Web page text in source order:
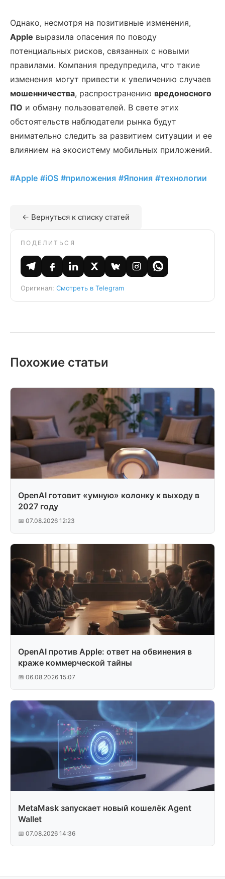
Однако, несмотря на позитивные изменения,
Apple выразила опасения по поводу
потенциальных рисков, связанных с новыми
правилами. Компания предупредила, что такие
изменения могут привести к увеличению случаев
мошенничества, распространению вредоносного
ПО и обману пользователей. В свете этих
обстоятельств наблюдатели рынка будут
внимательно следить за развитием ситуации и ее
влиянием на экосистему мобильных приложений.
#Apple #iOS #приложения #Япония #технологии
← Вернуться к списку статей
ПОДЕЛИТЬСЯ
Оригинал: Смотреть в Telegram
Похожие статьи
OpenAI готовит «умную» колонку к выходу в
2027 году
📅 07.08.2026 12:23
OpenAI против Apple: ответ на обвинения в
краже коммерческой тайны
📅 06.08.2026 15:07
MetaMask запускает новый кошелёк Agent
Wallet
📅 07.08.2026 14:36